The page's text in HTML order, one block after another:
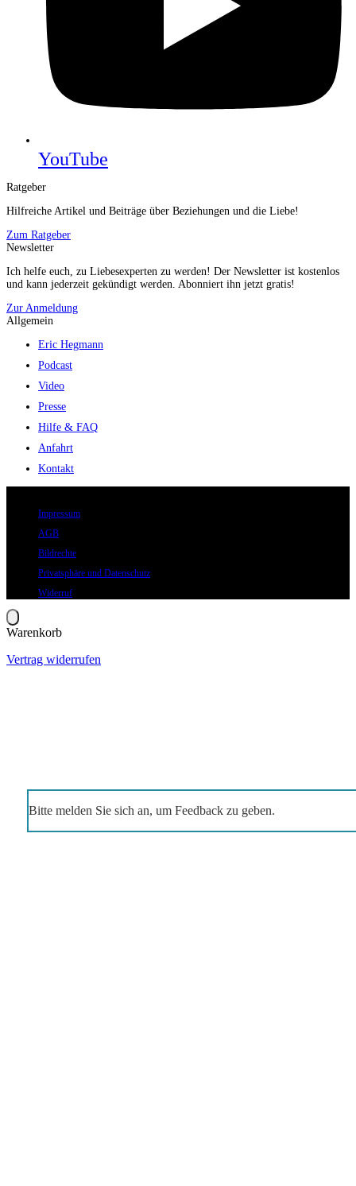
YouTube
Ratgeber
Hilfreiche Artikel und Beiträge über Beziehungen und die Liebe!
Zum Ratgeber
Newsletter
Ich helfe euch, zu Liebesexperten zu werden! Der Newsletter ist kostenlos
und kann jederzeit gekündigt werden. Abonniert ihn jetzt gratis!
Zur Anmeldung
Allgemein
Eric Hegmann
Podcast
Video
Presse
Hilfe & FAQ
Anfahrt
Kontakt
Impressum
AGB
Bildrechte
Privatsphäre und Datenschutz
Widerruf
Warenkorb
Vertrag widerrufen
Bitte melden Sie sich an, um Feedback zu geben.